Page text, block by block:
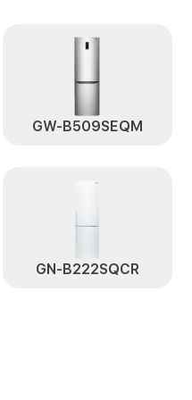
LG от 590₽
LG
GW-B509SEQM
GN-B222SQCR